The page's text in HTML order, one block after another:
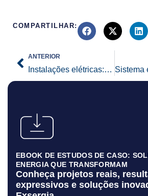
COMPARTILHAR:
Prev
ANTERIOR
Instalações elétricas: Conheça mais sobre e saiba como solicitar esse serviço.
EBOOK DE ESTUDOS DE CASO:
ENERGIA QUE TRANSFORMAM
Conheça projetos reais,
expressivos e soluções